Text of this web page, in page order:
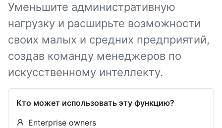
Уменьшите административную
нагрузку и расширьте возможности
своих малых и средних предприятий,
создав команду менеджеров по
искусственному интеллекту.
Кто может использовать эту функцию?
Enterprise owners